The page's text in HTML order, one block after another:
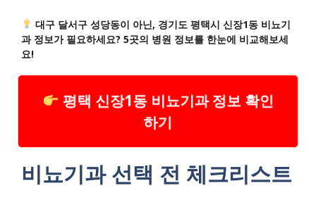
대구 달서구 성당동이 아닌, 경기도 평택시 신장1동 비뇨기
과 정보가 필요하세요? 5곳의 병원 정보를 한눈에 비교해보세
요!
평택 신장1동 비뇨기과 정보 확인
하기
비뇨기과 선택 전 체크리스트